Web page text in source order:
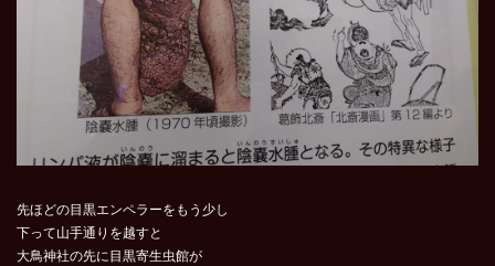
先ほどの目黒エンペラーをもう少し
下って山手通りを越すと
大鳥神社の先に目黒寄生虫館が